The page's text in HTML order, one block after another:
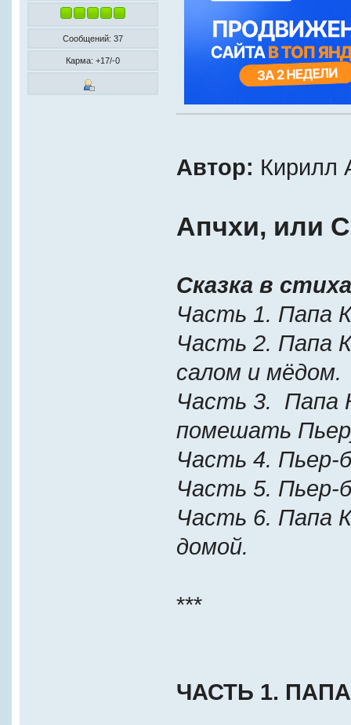
Сообщений: 37
Карма: +17/-0
Автор: Кирилл
Апчхи, или
Сказка в
Часть 1. Папа
Часть 2. Папа
салом и мёдом.
Часть 3. Папа
помешать
Часть 4. Пьер-
Часть 5. Пьер-
Часть 6. Папа
домой.
***
ЧАСТЬ 1.